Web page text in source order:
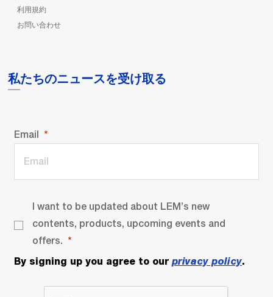
利用規約
お問い合わせ
私たちのニュースを受け取る
Email
I want to be updated about LEM’s new
contents, products, upcoming events and
offers.
By signing up you agree to our privacy policy.